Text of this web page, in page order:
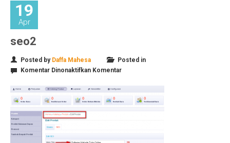
19
Apr
seo2
Posted by Daffa Mahesa
Posted in
Komentar Dinonaktifkanpada
Komentar